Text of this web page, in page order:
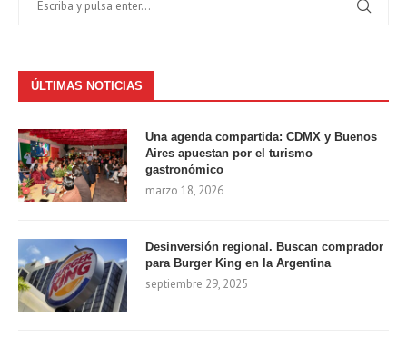
ÚLTIMAS NOTICIAS
Una agenda compartida: CDMX y Buenos
Aires apuestan por el turismo
gastronómico
marzo 18, 2026
Desinversión regional. Buscan comprador
para Burger King en la Argentina
septiembre 29, 2025